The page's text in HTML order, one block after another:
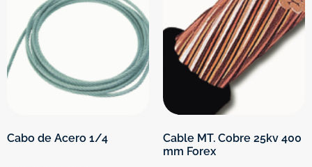
Cabo de Acero 1/4
Cable MT. Cobre 25kv 400
mm Forex